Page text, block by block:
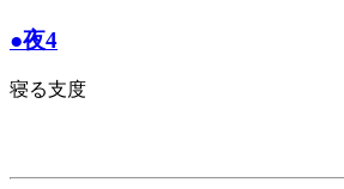
●夜4
寝る支度